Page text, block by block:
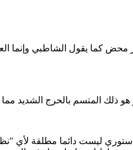
يقول الشاطبي وإنما
ليست دائما مطلقة